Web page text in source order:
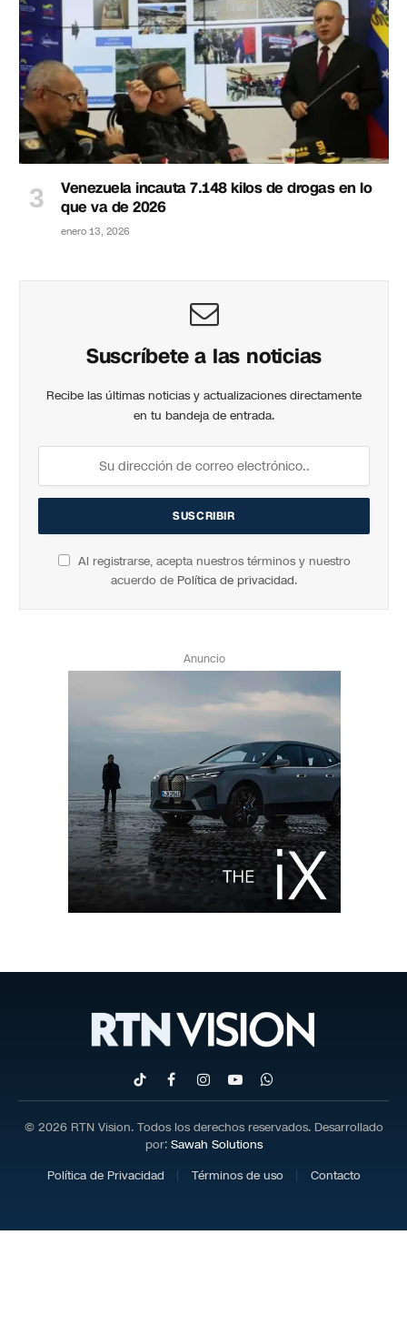
Venezuela incauta 7.148 kilos de drogas en lo
que va de 2026
enero 13, 2026
Suscríbete a las noticias
Recibe las últimas noticias y actualizaciones directamente
en tu bandeja de entrada.
Al registrarse, acepta nuestros términos y nuestro
acuerdo de Política de privacidad.
Anuncio
TikTokFacebookInstagram
YouTubeWhatsApp
© 2026 RTN Vision. Todos los derechos reservados. Desarrollado
por: Sawah Solutions
Política de Privacidad
Términos de uso Contacto